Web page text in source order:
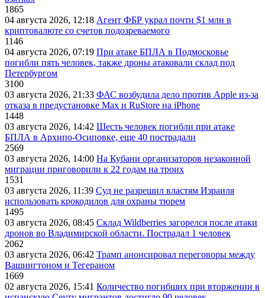
1865
04 августа 2026, 12:18 Агент ФБР украл почти $1 млн в
криптовалюте со счетов подозреваемого
1146
04 августа 2026, 07:19 При атаке БПЛА в Подмосковье
погибли пять человек, также дроны атаковали склад под
Петербургом
3100
03 августа 2026, 21:33 ФАС возбудила дело против Apple из-за
отказа в предустановке Max и RuStore на iPhone
1448
03 августа 2026, 14:42 Шесть человек погибли при атаке
БПЛА в Архипо-Осиповке, еще 40 пострадали
2569
03 августа 2026, 14:00 На Кубани организаторов незаконной
миграции приговорили к 22 годам на троих
1531
03 августа 2026, 11:39 Суд не разрешил властям Израиля
использовать крокодилов для охраны тюрем
1495
03 августа 2026, 08:45 Склад Wildberries загорелся после атаки
дронов во Владимирской области. Пострадал 1 человек
2062
03 августа 2026, 06:42 Трамп анонсировал переговоры между
Вашингтоном и Тегераном
1669
02 августа 2026, 15:41 Количество погибших при вторжении в